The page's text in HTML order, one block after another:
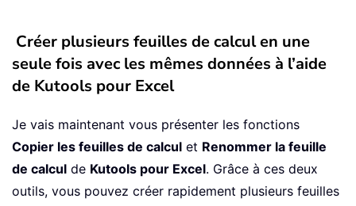
Créer plusieurs feuilles de calcul en une
seule fois avec les mêmes données à l’aide
de Kutools pour Excel
Je vais maintenant vous présenter les fonctions
Copier les feuilles de calcul et Renommer la feuille
de calcul de Kutools pour Excel. Grâce à ces deux
outils, vous pouvez créer rapidement plusieurs feuilles